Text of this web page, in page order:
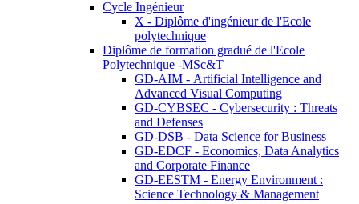
Cycle Ingénieur
X - Diplôme d'ingénieur de l'Ecole
polytechnique
Diplôme de formation gradué de l'Ecole
Polytechnique -MSc&T
GD-AIM - Artificial Intelligence and
Advanced Visual Computing
GD-CYBSEC - Cybersecurity : Threats
and Defenses
GD-DSB - Data Science for Business
GD-EDCF - Economics, Data Analytics
and Corporate Finance
GD-EESTM - Energy Environment :
Science Technology & Management